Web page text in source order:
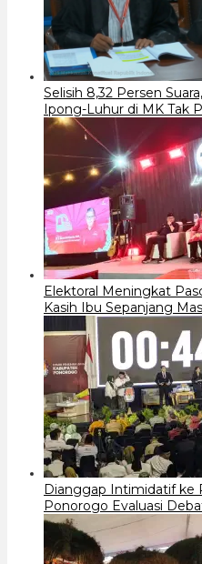
Selisih 8,32 Persen
Ipong-Luhur di MK Tak
Elektoral Meningkat
Kasih Ibu Sepanjang
Dianggap Intimidatif ke
Ponorogo Evaluasi